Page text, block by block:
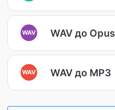
WAV WAV до Opus
WAV WAV до MP3